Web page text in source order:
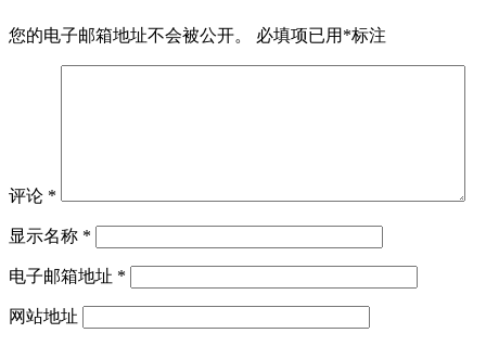
您的电子邮箱地址不会被公开。 必填项已用 *标注
评论 *
显示名称 *
电子邮箱地址 *
网站地址